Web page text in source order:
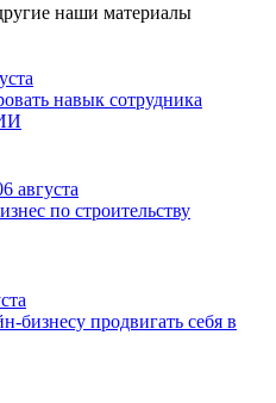
наши материалы
навык сотрудника
августа
по строительству
бизнесу продвигать себя в